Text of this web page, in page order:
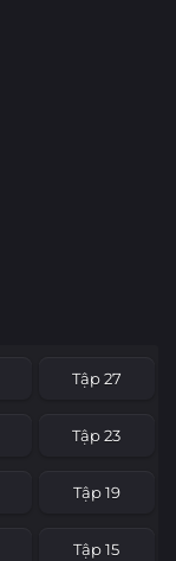
Tập 27
Tập 23
Tập 19
Tập 15